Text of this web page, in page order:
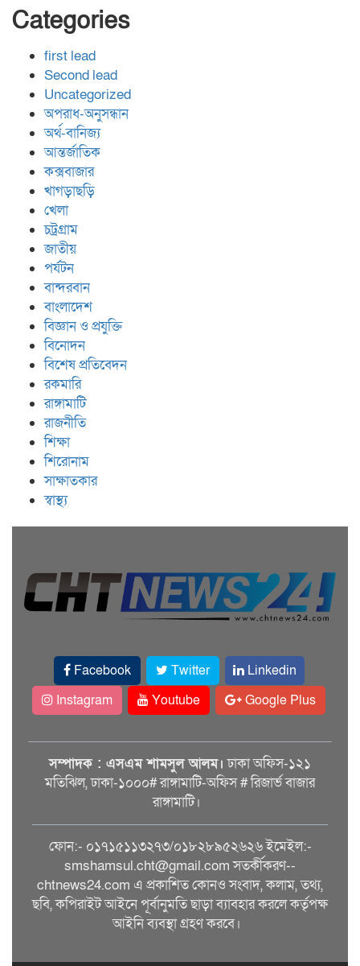
Categories
first lead
Second lead
Uncategorized
অপরাধ-অনুসন্ধান
অর্থ-বানিজ্য
আন্তর্জাতিক
কক্সবাজার
খাগড়াছড়ি
খেলা
চট্রগ্রাম
জাতীয়
পর্যটন
বান্দরবান
বাংলাদেশ
বিজ্ঞান ও প্রযুক্তি
বিনোদন
বিশেষ প্রতিবেদন
রকমারি
রাঙ্গামাটি
রাজনীতি
শিক্ষা
শিরোনাম
সাক্ষাতকার
স্বাস্থ্য
Facebook Twitter
Linkedin
Instagram
Youtube Google Plus
সম্পাদক : এসএম শামসুল আলম। ঢাকা অফিস-১২১
মতিঝিল, ঢাকা-১০০০# রাঙ্গামাটি-অফিস # রিজার্ভ বাজার
রাঙ্গামাটি।
ফোন:- ০১৭১৫১১৩২৭৩/০১৮২৮৯৫২৬২৬ ইমেইল:-
smshamsul.cht@gmail.com সতর্কীকরণ--
chtnews24.com এ প্রকাশিত কোনও সংবাদ, কলাম, তথ্য,
ছবি, কপিরাইট আইনে পূর্বানুমতি ছাড়া ব্যাবহার করলে কর্তৃপক্ষ
আইনি ব্যবস্থা গ্রহণ করবে।